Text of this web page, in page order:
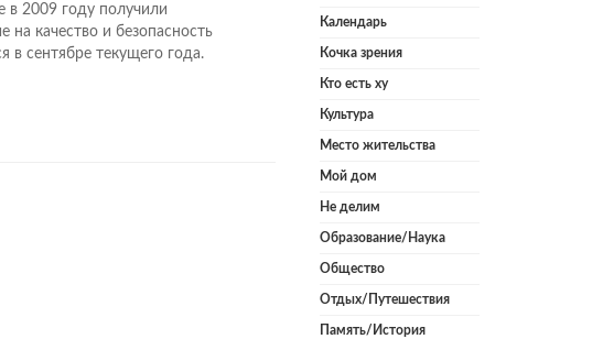
в 2009 году получили
качество и безопасность
в сентябре текущего года.
Календарь
Кочка зрения
Кто есть ху
Культура
Место жительства
Мой дом
Не делим
Образование/Наука
Общество
Отдых/Путешествия
Память/История